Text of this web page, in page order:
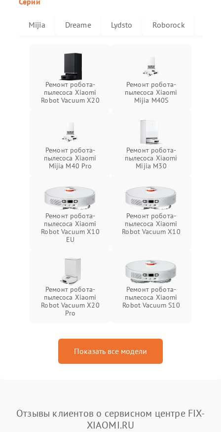
Mijia Dreame Lydsto Roborock
Ремонт робота-
пылесоса Xiaomi
Robot Vacuum X20
Ремонт робота-
пылесоса Xiaomi
Mijia M40S
Ремонт робота-
пылесоса Xiaomi
Mijia M40 Pro
Ремонт робота-
пылесоса Xiaomi
Mijia M30
Ремонт робота-
пылесоса Xiaomi
Robot Vacuum X10
EU
Ремонт робота-
пылесоса Xiaomi
Robot Vacuum X10
Ремонт робота-
пылесоса Xiaomi
Robot Vacuum X20
Pro
Ремонт робота-
пылесоса Xiaomi
Robot Vacuum S10
Показать все модели
Отзывы клиентов о сервисном центре FIX-
XIAOMI.RU